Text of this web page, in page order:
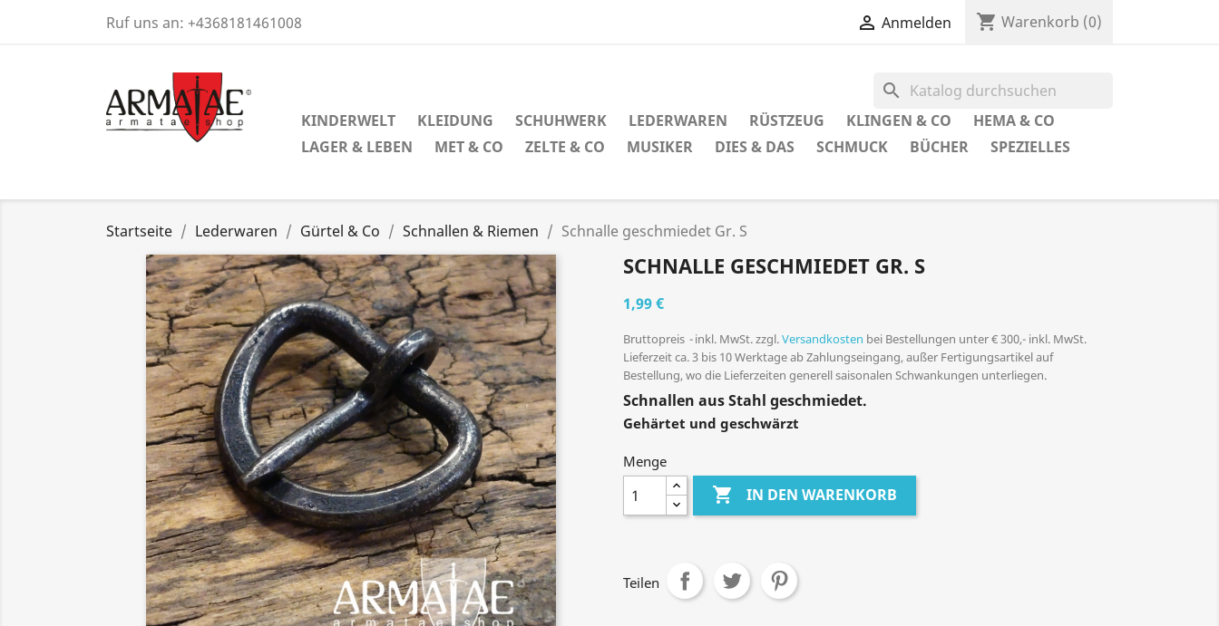
Ruf uns an: +4368181461008  Anmelden shopping_cart Warenkorb (0)
search
KINDERWELT KLEIDUNG SCHUHWERK LEDERWAREN RÜSTZEUG KLINGEN & CO
HEMA & CO
LAGER & LEBEN
MET & CO ZELTE & CO MUSIKER DIES & DAS SCHMUCK BÜCHER SPEZIELLES
Startseite Lederwaren Gürtel & Co Schnallen & Riemen Schnalle geschmiedet Gr. S
SCHNALLE GESCHMIEDET GR. S
1,99 €
Bruttopreis inkl. MwSt. zzgl.Versandkosten bei Bestellungen unter € 300,- inkl. MwSt.
Lieferzeit ca. 3 bis 10 Werktage ab Zahlungseingang, außer Fertigungsartikel auf
Bestellung, wo die Lieferzeiten generell saisonalen Schwankungen unterliegen.
Schnallen aus Stahl geschmiedet.
Gehärtet und geschwärzt
Menge
 IN DEN WARENKORB
Teilen